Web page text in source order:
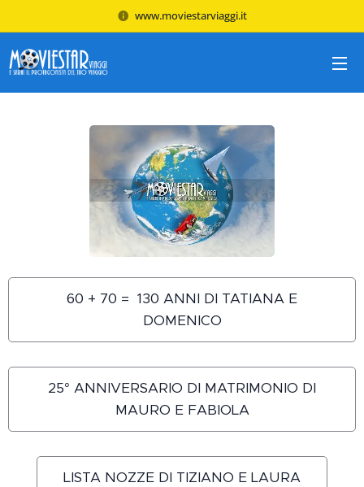
www.moviestarviaggi.it
60 + 70 = 130 ANNI DI TATIANA E
DOMENICO
25° ANNIVERSARIO DI MATRIMONIO DI
MAURO E FABIOLA
LISTA NOZZE DI TIZIANO E LAURA